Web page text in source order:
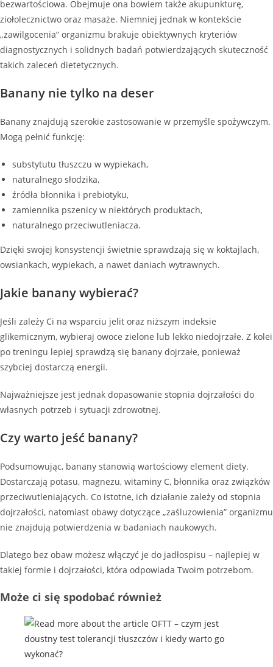
bezwartościowa. Obejmuje ona bowiem także akupunkturę,
ziołolecznictwo oraz masaże. Niemniej jednak w kontekście
„zawilgocenia” organizmu brakuje obiektywnych kryteriów
diagnostycznych i solidnych badań potwierdzających skuteczność
takich zaleceń dietetycznych.
Banany nie tylko na deser
Banany znajdują szerokie zastosowanie w przemyśle spożywczym.
Mogą pełnić funkcję:
substytutu tłuszczu w wypiekach,
naturalnego słodzika,
źródła błonnika i prebiotyku,
zamiennika pszenicy w niektórych produktach,
naturalnego przeciwutleniacza.
Dzięki swojej konsystencji świetnie sprawdzają się w koktajlach,
owsiankach, wypiekach, a nawet daniach wytrawnych.
Jakie banany wybierać?
Jeśli zależy Ci na wsparciu jelit oraz niższym indeksie
glikemicznym, wybieraj owoce zielone lub lekko niedojrzałe. Z kolei
po treningu lepiej sprawdzą się banany dojrzałe, ponieważ
szybciej dostarczą energii.
Najważniejsze jest jednak dopasowanie stopnia dojrzałości do
własnych potrzeb i sytuacji zdrowotnej.
Czy warto jeść banany?
Podsumowując, banany stanowią wartościowy element diety.
Dostarczają potasu, magnezu, witaminy C, błonnika oraz związków
przeciwutleniających. Co istotne, ich działanie zależy od stopnia
dojrzałości, natomiast obawy dotyczące „zaśluzowienia” organizmu
nie znajdują potwierdzenia w badaniach naukowych.
Dlatego bez obaw możesz włączyć je do jadłospisu – najlepiej w
takiej formie i dojrzałości, która odpowiada Twoim potrzebom.
Może ci się spodobać również